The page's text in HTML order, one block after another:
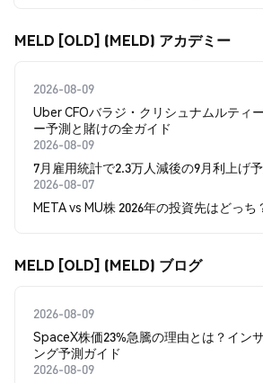
MELD [OLD] (MELD) アカデミー
2026-08-09
Uber CFOバラジ・クリシュナムルティ
ー予測と賭けの全ガイド
2026-08-09
7月雇用統計で2.3万人減後の9月利上げ
2026-08-07
META vs MU株 2026年の投資先はどっち
MELD [OLD] (MELD) ブログ
2026-08-09
SpaceX株価23%急騰の理由とは？イン
ング予測ガイド
2026-08-09